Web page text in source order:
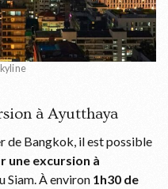
à Ayutthaya
de Bangkok, il est possible
une excursion à
Siam. À environ 1h30 de